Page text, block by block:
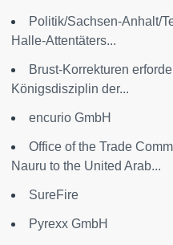
Politik/Sachsen-Anhalt/
Halle-Attentäters...
Brust-Korrekturen
Königsdisziplin der...
encurio GmbH
Office of the Trade
Nauru to the United Arab...
SureFire
Pyrexx GmbH